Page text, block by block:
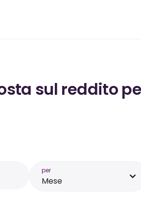
sul reddito
per
Mese